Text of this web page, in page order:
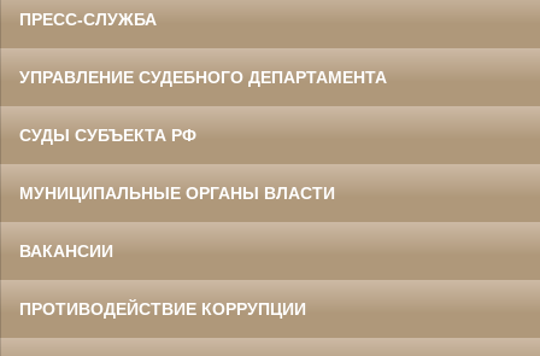
ПРЕСС-СЛУЖБА
УПРАВЛЕНИЕ СУДЕБНОГО ДЕПАРТАМЕНТА
СУДЫ СУБЪЕКТА РФ
МУНИЦИПАЛЬНЫЕ ОРГАНЫ ВЛАСТИ
ВАКАНСИИ
ПРОТИВОДЕЙСТВИЕ КОРРУПЦИИ